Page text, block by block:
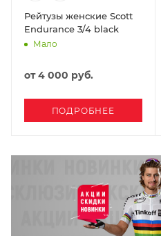
Рейтузы женские Scott
Endurance 3/4 black
Мало
от4 000 руб.
ПОДРОБНЕЕ